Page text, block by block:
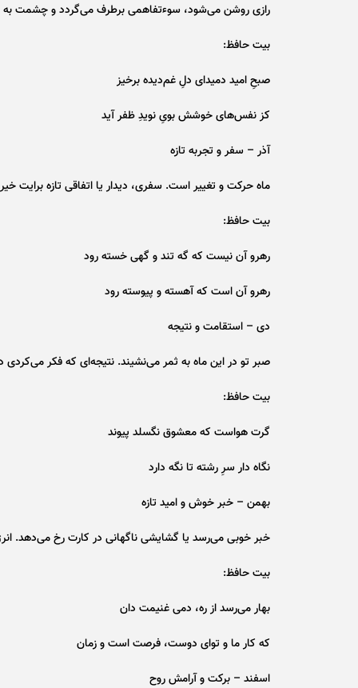
رازی روشن می‌شود، سوءتفاهمی برطرف می‌گردد و چشمت به
بیت حافظ:
صبحِ امید دمید‌ای دلِ غم‌دیده برخیز
کز نفس‌های خوشش بویِ نویدِ ظفر آید
آذر – سفر و تجربه تازه
ماه حرکت و تغییر است. سفری، دیدار یا اتفاقی تازه برایت
بیت حافظ:
رهرو آن نیست که گه تند و گهی خسته رود
رهرو آن است که آهسته و پیوسته رود
دی – استقامت و نتیجه
صبر تو در این ماه به ثمر می‌نشیند. نتیجه‌ای که فکر می‌کردی
بیت حافظ:
گرت هواست که معشوق نگسلد پیوند
نگاه دار سرِ رشته تا نگه دارد
بهمن – خبر خوش و امید تازه
خبر خوبی می‌رسد یا گشایشی ناگهانی در کارت رخ می‌دهد.
بیت حافظ:
بهار می‌رسد از ره، دمی غنیمت دان
که کار ما و تو‌ای دوست، فرصت است و زمان
اسفند – برکت و آرامش روح